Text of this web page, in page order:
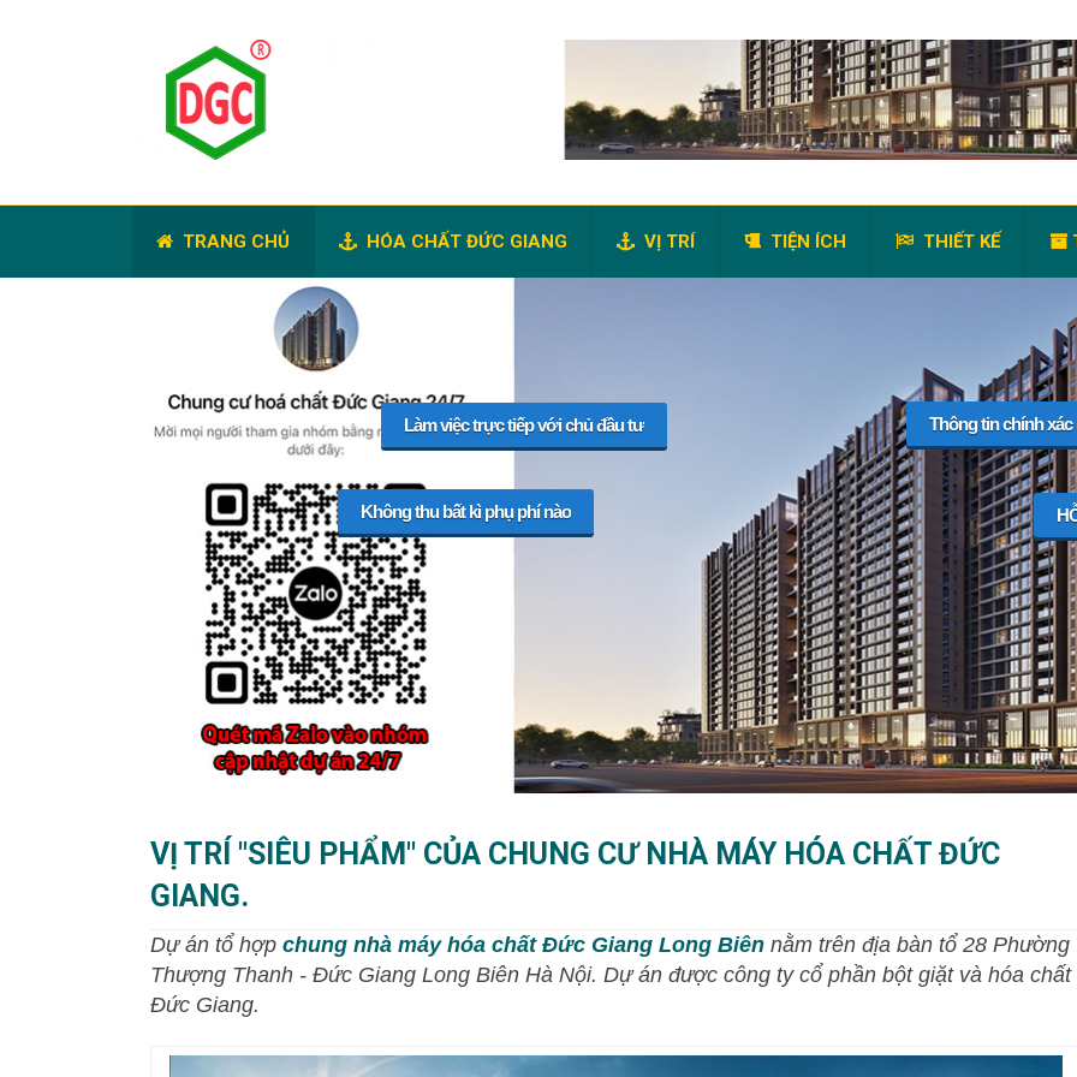
TRANG CHỦ HÓA CHẤT ĐỨC GIANG VỊ TRÍ TIỆN ÍCH THIẾT KẾ
VỊ TRÍ "SIÊU PHẨM" CỦA CHUNG CƯ NHÀ MÁY HÓA CHẤT ĐỨC
GIANG.
Dự án tổ hợp chung nhà máy hóa chất Đức Giang Long Biên nằm trên địa bàn tổ 28 Phường
Thượng Thanh - Đức Giang Long Biên Hà Nội. Dự án được công ty cổ phần bột giặt và hóa chất
Đức Giang.